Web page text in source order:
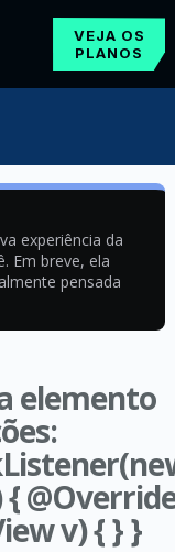
VEJA OS
PLANOS
experiência da
Em breve, ela
pensada
elemento
v) { } }